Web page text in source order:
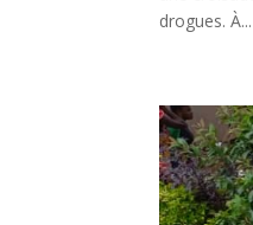
drogues. À...